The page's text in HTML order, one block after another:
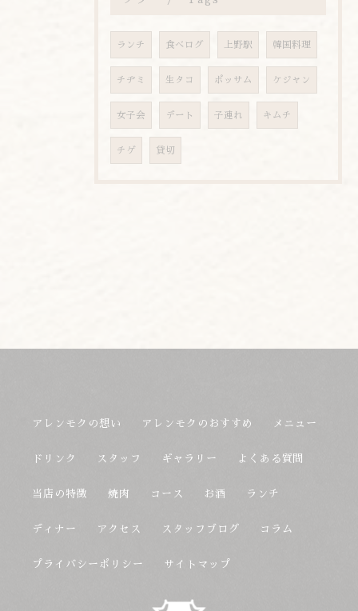
ランチ 食べログ 上野駅 韓国料理
チヂミ 生タコ ポッサム ケジャン
女子会 デート 子連れ キムチ
チゲ 貸切
アレンモクの想い アレンモクのおすすめ メニュー
ドリンク スタッフ ギャラリー よくある質問
当店の特徴 焼肉 コース お酒 ランチ
ディナー アクセス スタッフブログ コラム
プライバシーポリシー サイトマップ